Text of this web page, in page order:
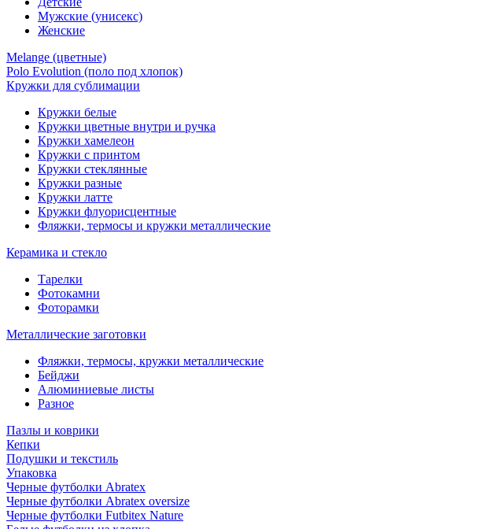
Мужские (унисекс)
Женские
Melange (цветные)
Polo Evolution (поло под хлопок)
Кружки для сублимации
Кружки белые
Кружки цветные внутри и ручка
Кружки хамелеон
Кружки c принтом
Кружки стеклянные
Кружки разные
Кружки латте
Кружки флуорисцентные
Фляжки, термосы и кружки металлические
Керамика и стекло
Тарелки
Фотокамни
Фоторамки
Металлические заготовки
Фляжки, термосы, кружки металлические
Бейджи
Алюминиевые листы
Разное
Пазлы и коврики
Кепки
Подушки и текстиль
Упаковка
Черные футболки Abratex
Черные футболки Abratex oversize
Черные футболки Futbitex Nature